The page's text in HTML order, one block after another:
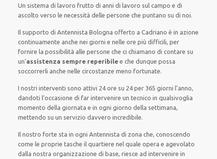
Un sistema di lavoro frutto di anni di lavoro sul campo e di
ascolto verso le necessitàdelle persone che puntano su di noi.
Il supporto di Antennista Bolognaofferto a Cadriano èin azione
continuamente anchenei giorni e nelle ore piùdifficili, per
fornire la possibilità alle persone che ci chiamano dicontare su
un’assistenza sempre reperibile e chedunque possa
soccorrerli anchenelle circostanze meno fortunate.
I nostri interventi sono attivi 24 ore su 24per 365 giorni l’anno,
dandoti l’occasione di farintervenire untecnico inqualsivoglia
momento della giornata e inogni giorno della settimana,
mettendo su un serviziodavvero incredibile.
Il nostro forte sta in ogni Antennista di zona che, conoscendo
come le proprie tasche il quartiere nel quale opera e agevolato
dalla nostra organizzazione di base, riesce ad intervenire in